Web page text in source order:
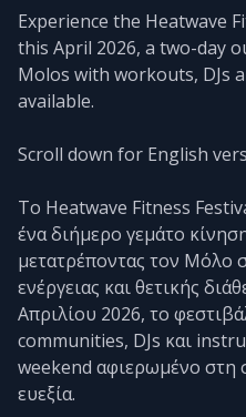
Experience the Heatwave
this April 2026, a two-day
Molos with workouts, DJs
available.
Scroll down for English
Το Heatwave Fitness
ένα διήμερο γεμάτο
μετατρέποντας τον Μόλο
ενέργειας και θετικής
Απριλίου 2026, το
communities, DJs και
weekend αφιερωμένο στη
ευεξία.